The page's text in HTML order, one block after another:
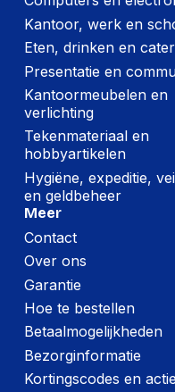
Kantoor, werk en
Eten, drinken en
Presentatie en
Kantoormeubelen en
verlichting
Tekenmateriaal en
hobbyartikelen
Hygiëne, expeditie,
en geldbeheer
Meer
Contact
Over ons
Garantie
Hoe te bestellen
Betaalmogelijkheden
Bezorginformatie
Kortingscodes en